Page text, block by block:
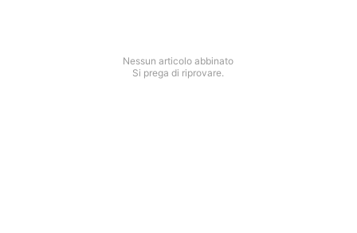
Nessun articolo abbinato
Si prega di riprovare.